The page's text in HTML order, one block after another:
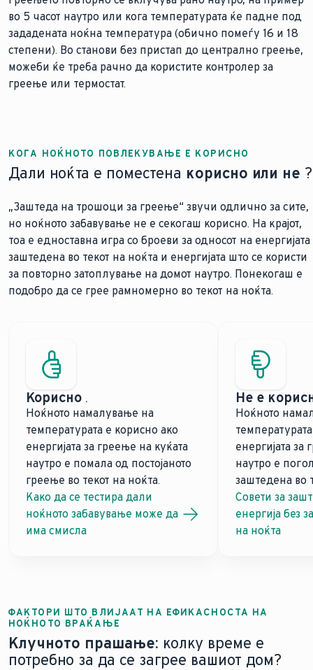
во 5 часот наутро или кога температурата ќе падне под
зададената ноќна температура (обично помеѓу 16 и 18
степени). Во станови без пристап до централно греење,
можеби ќе треба рачно да користите контролер за
греење или термостат.
КОГА НОЌНОТО ПОВЛЕКУВАЊЕ Е КОРИСНО
Дали ноќта е поместена корисно или не ?
„Заштеда на трошоци за греење“ звучи одлично за сите,
но ноќното забавување не е секогаш корисно. На крајот,
тоа е едноставна игра со броеви за односот на енергијата
заштедена во текот на ноќта и енергијата што се користи
за повторно затоплување на домот наутро. Понекогаш е
подобро да се грее рамномерно во текот на ноќта.
Корисно .
Ноќното намалување на
температурата е корисно ако
енергијата за греење на куќата
наутро е помала од постојаното
греење во текот на ноќта.
Како да се тестира дали
ноќното забавување може да
има смисла
Не е
Ноќното
енергијата за
наутро е
заштедена во
Совети за
енергија без
на ноќта
ФАКТОРИ ШТО ВЛИЈААТ НА ЕФИКАСНОСТА НА
НОЌНОТО ВРАЌАЊЕ
Клучното прашање: колку време е
потребно за да се загрее вашиот дом?